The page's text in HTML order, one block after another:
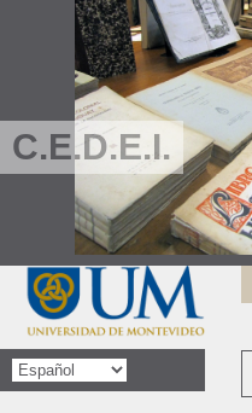
C.E.D.E.I.